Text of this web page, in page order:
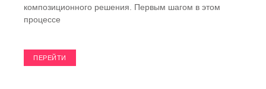
композиционного решения. Первым шагом в этом
процессе
ПЕРЕЙТИ